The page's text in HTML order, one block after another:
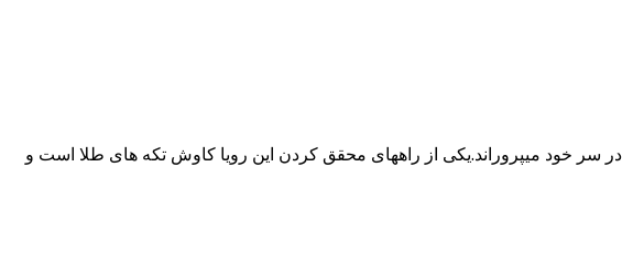
سر خود میپروراند.یکی از راههای محقق کردن این رویا کاوش تکه های طلا است و